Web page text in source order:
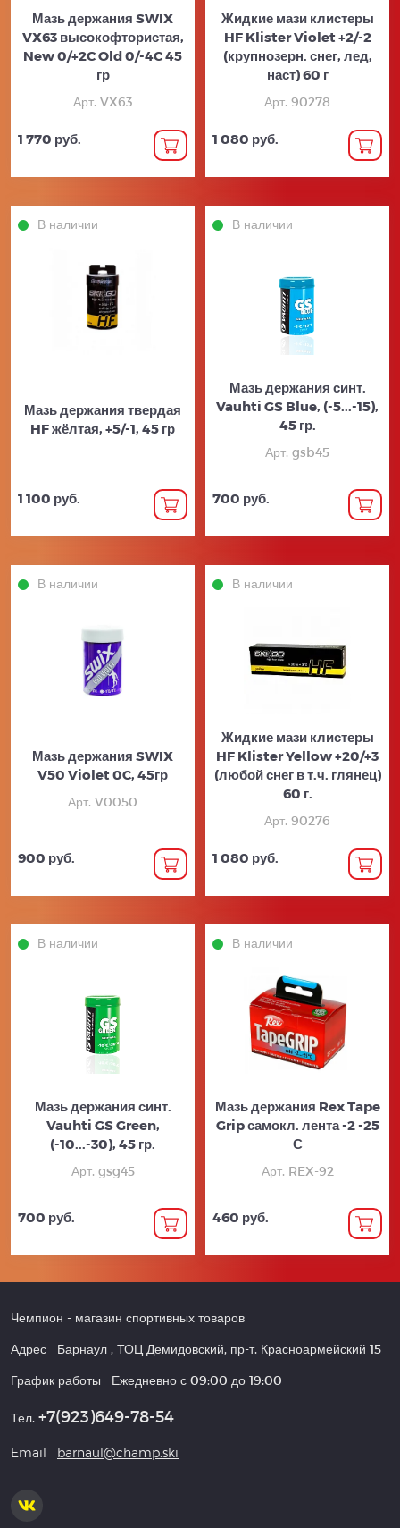
Мазь держания SWIX
VX63 высокофтористая,
New 0/+2C Old 0/-4C 45
гр
Арт. VX63
1 770 руб.
Жидкие мази клистеры
HF Klister Violet +2/-2
(крупнозерн. снег, лед,
наст) 60 г
Арт. 90278
1 080 руб.
В наличии
Мазь держания твердая
HF жёлтая, +5/-1, 45 гр
1 100 руб.
В наличии
Мазь держания синт.
Vauhti GS Blue, (-5...-15),
45 гр.
Арт. gsb45
700 руб.
В наличии
Мазь держания SWIX
V50 Violet 0C, 45гр
Арт. V0050
900 руб.
В наличии
Жидкие мази клистеры
HF Klister Yellow +20/+3
(любой снег в т.ч. глянец)
60 г.
Арт. 90276
1 080 руб.
В наличии
Мазь держания синт.
Vauhti GS Green,
(-10...-30), 45 гр.
Арт. gsg45
700 руб.
В наличии
Мазь держания Rex Tape
Grip самокл. лента -2 -25
С
Арт. REX-92
460 руб.
Чемпион - магазин спортивных товаров
Адрес Барнаул , ТОЦ Демидовский, пр-т. Красноармейский 15
График работы Ежедневно с 09:00 до 19:00
Тел. +7(923)649-78-54
Email barnaul@champ.ski